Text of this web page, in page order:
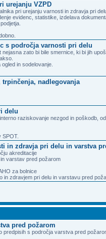
urejanju VZPD
pri urejanju varnosti in zdravja pri
evidenc, statistike, izdelava
s področja varnosti pri delu
nejasna zato bi bile smernice, ki bi jih
in sodelovanje.
trpinčenja, nadlegovanja
delu
raziskovanje nezgod in poškodb,
SPOT.
in zdravja pri delu in varstva
akreditacije
varstav pred požarom
za bolnice
in zdravjem pri delu in varstavu pred
pred požarom
predpisih s področja varstva pred